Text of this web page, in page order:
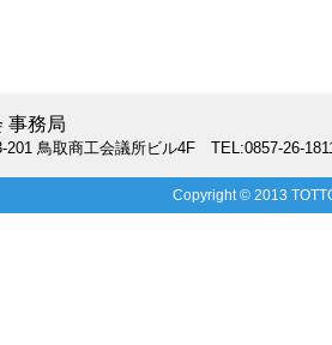
事務局
201 鳥取商工会議所ビル4F TEL:0857-26-
Copyright © 2013